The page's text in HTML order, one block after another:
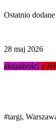
Ostatnio
28 maj 2026
aktualności o
#targi,